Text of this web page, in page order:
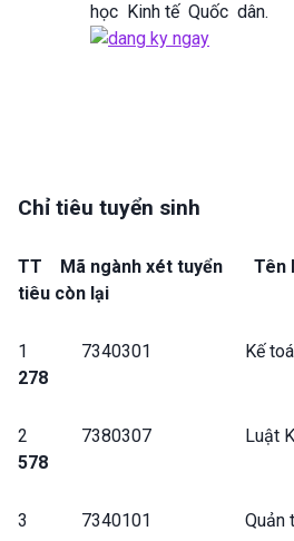
học Kinh tế Quốc dân.
Chỉ tiêu tuyển sinh
TT Mã ngành xét tuyển
tiêu còn lại
1 7340301
278
2 7380307
578
3 7340101 Quản